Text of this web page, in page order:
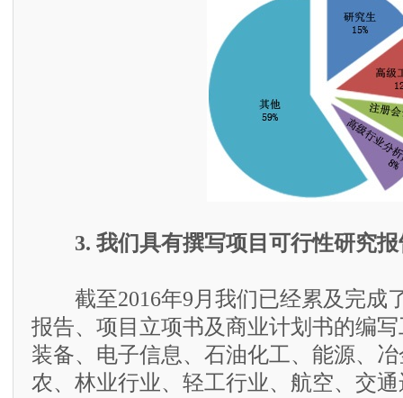
3. 我们具有撰写项目可行性研究
截至2016年9月我们已经累及完成
报告、项目立项书及商业计划书的编
装备、电子信息、石油化工、能源、
农、林业行业、轻工行业、航空、交